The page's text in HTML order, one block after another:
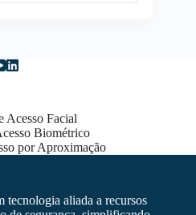
Acesso Facial
Biométrico
por Aproximação
tecnologia aliada a recursos